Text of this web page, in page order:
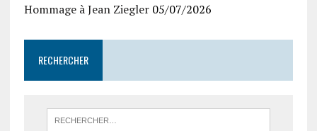
Hommage à Jean Ziegler 05/07/2026
RECHERCHER